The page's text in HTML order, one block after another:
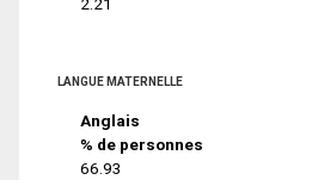
LANGUE MATERNELLE
Anglais
% de personnes
66.93